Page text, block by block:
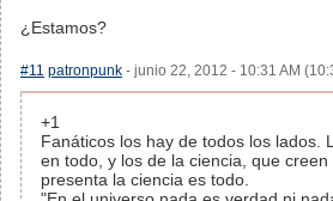
¿Estamos?
#11 patronpunk - junio 22, 2012 - 10:31 AM
+1
Fanáticos los hay de todos los lados.
en todo, y los de la ciencia, que
presenta la ciencia es todo.